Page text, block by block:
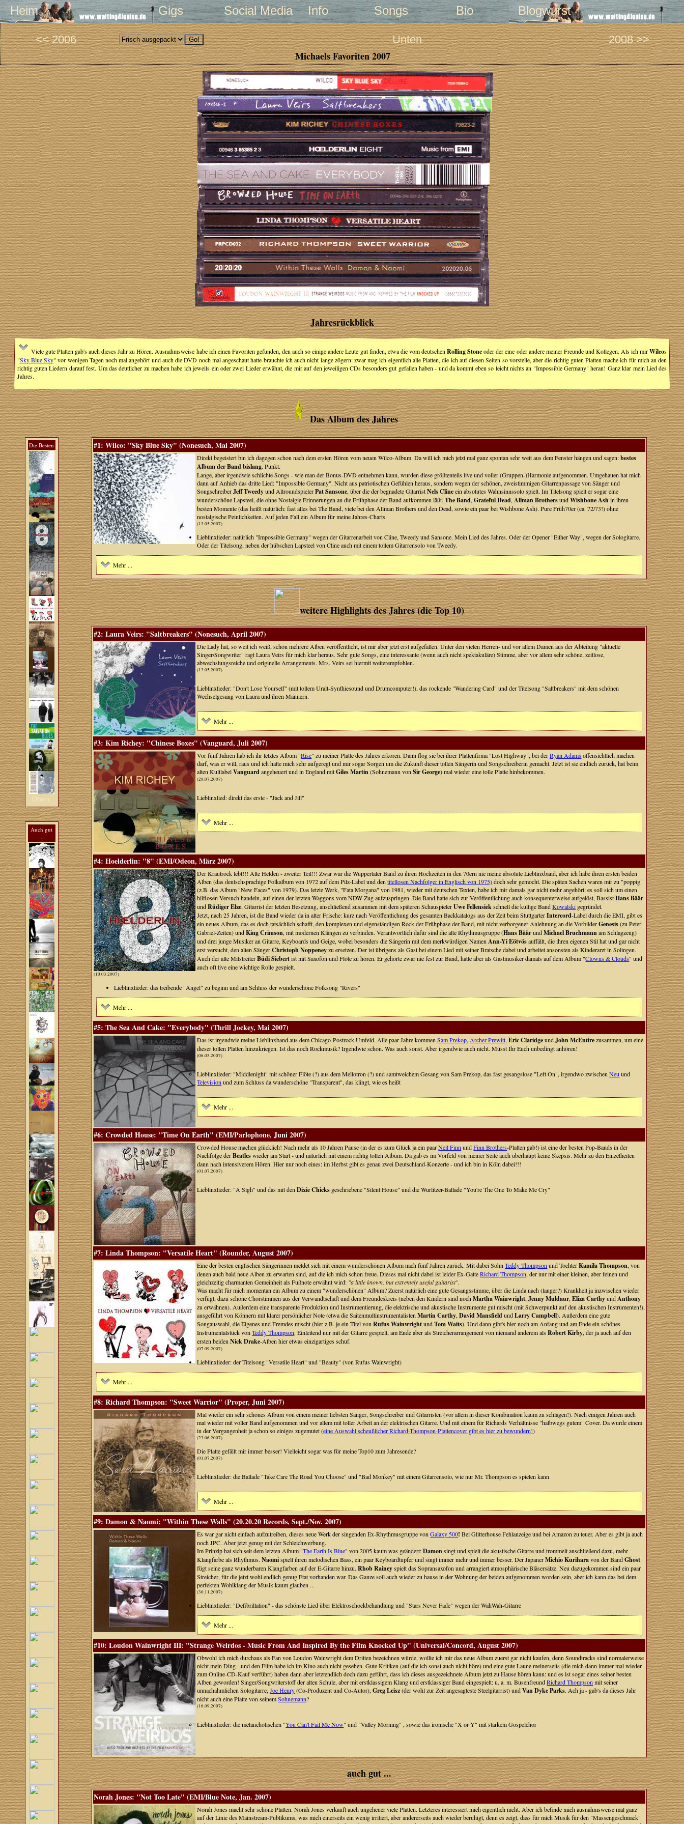
Heim Gigs Social Media Info Songs Bio Blogwurst
<< 2006 Unten 2008 >>
Michaels Favoriten 2007
Jahresrückblick
Viele gute Platten gab's auch dieses Jahr zu Hören. Ausnahmsweise habe ich einen Favoriten gefunden, den auch so einige andere Leute gut finden, etwa die vom deutschenRolling Stoneoder der eine oder andere meiner Freunde und Kollegen. Als ich mirWilcos
"Sky Blue Sky" vor wenigen Tagen noch mal angehört und auch die DVD noch mal angeschaut hatte brauchte ich auch nicht lange zögern: zwar mag ich eigentlich alle Platten, die ich auf diesen Seiten so vorstelle, aber die richtig guten Platten mache ich für mich an den
richtig guten Liedern darauf fest. Um das deutlicher zu machen habe ich jeweils ein oder zwei Lieder erwähnt, die mir auf den jeweiligen CDs besonders gut gefallen haben - und da kommt eben so leicht nichts an "Impossible Germany" heran! Ganz klar mein Lied des
Jahres.
Das Album des Jahres
Die Besten
Oben
Auch gut
...
#1: Wilco: "Sky Blue Sky" (Nonesuch, Mai 2007)
Direkt begeistert bin ich dagegen schon nach dem ersten Hören vom neuen Wilco-Album. Da will ich mich jetzt mal ganz spontan sehr weit aus dem Fenster hängen und sagen:bestes
Album der Band bislang. Punkt.
Lange, aber irgendwie schlichte Songs - wie man der Bonus-DVD entnehmen kann, wurden diese größtenteils live und voller (Gruppen-)Harmonie aufgenommen. Umgehauen hat mich
dann auf Anhieb das dritte Lied: "Impossible Germany". Nicht aus patriotischen Gefühlen heraus, sondern wegen der schönen, zweistimmigen Gitarrenpassage von Sänger und
SongschreiberJeff Tweedyund AllroundspielerPat Sansone, über die der begnadete GitarristNels Clineein absolutes Wahnsinnssolo spielt. Im Titelsong spielt er sogar eine
wunderschöne Lapsteel, die ohne Nostalgie Erinnerungen an die Frühphase der Band aufkommen läßt.The Band,Grateful Dead, Allman BrothersundWishbone Ashin ihren
besten Momente (das heißt natürlich: fast alles bei The Band, viele bei den Allman Brothers und den Dead, sowie ein paar bei Wishbone Ash). Pure Früh70er (ca. 72/73!) ohne
nostalgische Peinlichkeiten. Auf jeden Fall ein Album für meine Jahres-Charts.
(13.05.2007)
Lieblinxlieder: natürlich "Impossible Germany" wegen der Gitarrenarbeit von Cline, Tweedy und Sansone. Mein Lied des Jahres. Oder der Opener "Either Way", wegen der Sologitarre.
Oder der Titelsong, neben der hübschen Lapsteel von Cline auch mit einem tollem Gitarrensolo von Tweedy.
Mehr ...
weitere Highlights des Jahres (die Top 10)
#2: Laura Veirs: "Saltbreakers" (Nonesuch, April 2007)
Die Lady hat, so weit ich weiß, schon mehrere Alben veröffentlicht, ist mir aber jetzt erst aufgefallen. Unter den vielen Herren- und vor allem Damen aus der Abteilung "aktuelle
Singer/Songwriter" ragt Laura Veirs für mich klar heraus. Sehr gute Songs, eine interessante (wenn auch nicht spektakuläre) Stimme, aber vor allem sehr schöne, zeitlose,
abwechslungsreiche und originelle Arrangements. Mrs. Veirs sei hiermit weiterempfohlen.
(13.05.2007)
Lieblinxlieder: "Don't Lose Yourself" (mit tollem Uralt-Synthiesound und Drumcomputer!), das rockende "Wandering Card" und der Titelsong "Saltbreakers" mit dem schönen
Wechselgesang von Laura und ihren Männern.
Mehr ...
#3: Kim Richey: "Chinese Boxes" (Vanguard, Juli 2007)
Vor fünf Jahren hab ich ihr letztes Album "Rise" zu meiner Platte des Jahres erkoren. Dann flog sie bei ihrer Plattenfirma "Lost Highway", bei derRyan Adamsoffensichtlich machen
darf, was er will, raus und ich hatte mich sehr aufgeregt und mir sogar Sorgen um die Zukunft dieser tollen Sängerin und Songschreiberin gemacht. Jetzt ist sie endlich zurück, hat beim
alten KultlabelVanguardangeheuert und in England mitGiles Martin(Sohnemann vonSir George) mal wieder eine tolle Platte hinbekommen.
(28.07.2007)
Lieblinxlied: direkt das erste - "Jack and Jill"
Mehr ...
#4: Hoelderlin: "8" (EMI/Odeon, März 2007)
Der Krautrock lebt!!! Alte Helden - zweiter Teil!!! Zwar war die Wuppertaler Band zu ihren Hochzeiten in den 70ern nie meine absolute Lieblinxband, aber ich habe ihren ersten beiden
Alben (das deutschsprachige Folkalbum von 1972 auf dem Pilz-Label und dentitellosen Nachfolger in Englisch von 1975)doch sehr gemocht. Die späten Sachen waren mir zu "poppig"
(z.B. das Album "New Faces" von 1979). Das letzte Werk, "Fata Morgana" von 1981, wieder mit deutschen Texten, habe ich mir damals gar nicht mehr angehört: es soll sich um einen
hilflosen Versuch handeln, auf einen der letzten Waggons vom NDW-Zug aufzuspringen. Die Band hatte sich zur Veröffentlichung auch konsequenterweise aufgelöst, BassistHans Bäär
undRüdiger Elze, Gitarrist der letzten Besetzung, anschließend zusammen mit dem späteren SchauspielerUwe Fellensiekschnell die kultige BandKowalski gegründet.
Jetzt, nach 25 Jahren, ist die Band wieder da in alter Frische: kurz nach Veröffentlichung des gesamten Backkatalogs aus der Zeit beim StuttgarterIntercord-Label durch die EMI, gibt es
ein neues Album, das es doch tatsächlich schafft, den komplexen und eigenständigen Rock der Frühphase der Band, mit nicht verborgener Anlehnung an die VorbilderGenesis(zu Peter
Gabriel-Zeiten) undKing Crimson, mit modernen Klängen zu verbinden. Verantwortlich dafür sind die alte Rhythmusgruppe (Hans BäärundMichael Bruchmannam Schlagzeug)
und drei junge Musiker an Gitarre, Keyboards und Geige, wobei besonders die Sängerin mit dem merkwürdigen Namen Ann-Yi Eötvösauffällt, die ihren eigenen Stil hat und gar nicht
erst versucht, den alten SängerChristoph Noppeneyzu ersetzen. Der ist übrigens als Gast bei einem Lied mit seiner Bratsche dabei und arbeitet ansonsten als Kinderarzt in Solingen.
Auch der alte MitstreiterBüdi Siebertist mit Saxofon und Flöte zu hören. Er gehörte zwar nie fest zur Band, hatte aber als Gastmusiker damals auf dem Album "Clowns & Clouds" und
auch oft live eine wichtige Rolle gespielt.
(10.03.2007)
Lieblinxlieder: das treibende "Angel" zu beginn und am Schluss der wunderschöne Folksong "Rivers"
Mehr ...
#5: The Sea And Cake: "Everybody" (Thrill Jockey, Mai 2007)
Das ist irgendwie meine Lieblinxband aus dem Chicago-Postrock-Umfeld. Alle paar Jahre kommenSam Prekop, Archer Prewitt,Eric ClaridgeundJohn McEntirezusammen, um eine
dieser tollen Platten hinzukriegen. Ist das noch Rockmusik? Irgendwie schon. Was auch sonst. Aber irgendwie auch nicht. Müsst Ihr Euch unbedingt anhören!
(06.05.2007)
Lieblinxlieder: "Middlenight" mit schöner Flöte (?) aus dem Mellotron (?) und samtweichem Gesang von Sam Prekop, das fast gesangslose "Left On", irgendwo zwischenNeu und
Television und zum Schluss da wunderschöne "Transparent", das klingt, wie es heißt
Mehr ...
#6: Crowded House: "Time On Earth" (EMI/Parlophone, Juni 2007)
Crowded House machen glücklich! Nach mehr als 10 Jahren Pause (in der es zum Glück ja ein paarNeil Finn undFinn Brothers-Platten gab!) ist eine der besten Pop-Bands in der
Nachfolge derBeatleswieder am Start - und natürlich mit einem richtig tollen Album. Da gab es im Vorfeld von meiner Seite auch überhaupt keine Skepsis. Mehr zu den Einzelheiten
dann nach intensiverem Hören. Hier nur noch eines: im Herbst gibt es genau zwei Deutschland-Konzerte - und ich bin in Köln dabei!!!
(01.07.2007)
Lieblinxlieder: "A Sigh" und das mit denDixie Chicks geschriebene "Silent House" und die Wurlitzer-Ballade "You're The One To Make Me Cry"
#7: Linda Thompson: "Versatile Heart" (Rounder, August 2007)
Eine der besten englischen Sängerinnen meldet sich mit einem wunderschönen Album nach fünf Jahren zurück. Mit dabei SohnTeddy Thompson und TochterKamila Thompson, von
denen auch bald neue Alben zu erwarten sind, auf die ich mich schon freue. Dieses mal nicht dabei ist leider Ex-GatteRichard Thompson, der nur mit einer kleinen, aber feinen und
gleichzeitig charmanten Gemeinheit als Fußnote erwähnt wird: "a little known, but extremely useful guitarist".
Was macht für mich momentan ein Album zu einem "wunderschönen" Album? Zuerst natürlich eine gute Gesangsstimme, über die Linda nach (langer?) Krankheit ja inzwischen wieder
verfügt, dazu schöne Chorstimmen aus der Verwandtschaft und dem Freundeskreis (neben den Kindern sind nochMartha Wainwright,Jenny Muldaur,Eliza Carthyund Anthony
zu erwähnen). Außerdem eine transparente Produktion und Instrumentierung, die elektrische und akustische Instrumente gut mischt (mit Schwerpunkt auf den akustischen Instrumenten!),
ausgeführt von Könnern mit klarer persönlicher Note (etwa die SaitenmultinstrumentalistenMartin Carthy,David MansfieldundLarry Campbell). Außerdem eine gute
Songauswahl, die Eigenes und Fremdes mischt (hier z.B. je ein Titel vonRufus WainwrightundTom Waits). Und dann gibt's hier noch am Anfang und am Ende ein schönes
Instrumentalstück vonTeddy Thompson. Einleitend nur mit der Gitarre gespielt, am Ende aber als Streicherarrangement von niemand anderem alsRobert Kirby, der ja auch auf den
ersten beidenNick Drake-Alben hier etwas einzigartiges schuf.
(07.09.2007)
Lieblinxlieder: der Titelsong "Versatile Heart" und "Beauty" (von Rufus Wainwright)
Mehr ...
#8: Richard Thompson: "Sweet Warrior" (Proper, Juni 2007)
Mal wieder ein sehr schönes Album von einem meiner liebsten Sänger, Songschreiber und Gitarristen (vor allem in dieser Kombination kaum zu schlagen!). Nach einigen Jahren auch
mal wieder mit voller Band aufgenommen und vor allem mit toller Arbeit an der elektrischen Gitarre. Und mit einem für Richards Verhältnisse "halbwegs gutem" Cover. Da wurde einem
in der Vergangenheit ja schon so einiges zugemutet (eine Auswahl scheußlicher Richard-Thompson-Plattencover gibt es hier zu bewundern!)
(23.06.2007)
Die Platte gefällt mir immer besser! Vielleicht sogar was für meine Top10 zum Jahresende?
(01.07.2007)
Lieblinxlieder: die Ballade "Take Care The Road You Choose" und "Bad Monkey" mit einem Gitarrensolo, wie nur Mr. Thompson es spielen kann
Mehr ...
#9: Damon & Naomi: "Within These Walls" (20.20.20 Records, Sept./Nov. 2007)
Es war gar nicht einfach aufzutreiben, dieses neue Werk der singenden Ex-Rhythmusgruppe vonGalaxy 500! Bei Glitterhouse Fehlanzeige und bei Amazon zu teuer. Aber es gibt ja auch
noch JPC. Aber jetzt genug mit der Schleichwerbung.
Im Prinzip hat sich seit dem letzten Album "The Earth Is Blue" von 2005 kaum was geändert:Damonsingt und spielt die akustische Gitarre und trommelt anschließend dazu, mehr
Klangfarbe als Rhythmus.Naomispielt ihren melodischen Bass, ein paar Keyboardtupfer und singt immer mehr und immer besser. Der JapanerMichio Kuriharavon der BandGhost
fügt seine ganz wunderbaren Klangfarben auf der E-Gitarre hinzu.Rhob Raineyspielt das Sopransaxofon und arrangiert atmosphärische Bläsersätze. Neu dazugekommen sind ein paar
Streicher, für die jetzt wohl endlich genug Etat vorhanden war. Das Ganze soll auch wieder zu hause in der Wohnung der beiden aufgenommen worden sein, aber ich kann das bei dem
perfekten Wohlklang der Musik kaum glauben ...
(30.11.2007)
Lieblinxlieder: "Defibrillation" - das schönste Lied über Elektroschockbehandlung und "Stars Never Fade" wegen der WahWah-Gitarre
Mehr ...
#10: Loudon Wainwright III: "Strange Weirdos - Music From And Inspired By the Film Knocked Up" (Universal/Concord, August 2007)
Obwohl ich mich durchaus als Fan von Loudon Wainwright dem Dritten bezeichnen würde, wollte ich mir das neue Album zuerst gar nicht kaufen, denn Soundtracks sind normalerweise
nicht mein Ding - und den Film habe ich im Kino auch nicht gesehen. Gute Kritiken (auf die ich sonst auch nicht höre) und eine gute Laune meinerseits (die mich dann immer mal wieder
zum Online-CD-Kauf verführt) haben dann aber letztendlich doch dazu geführt, dass ich dieses ausgezeichnete Album jetzt zu Hause hören kann: und es ist sogar eines seiner besten
Alben geworden! Singer/Songwriterstoff der alten Schule, aber mit erstklassigem Klang und erstklassiger Band eingespielt: u. a. m. BusenfreundRichard Thompson mit seiner
unnachahmlichen Sologitarre,Joe Henry(Co-Produzent und Co-Autor),Greg Leisz(der wohl zur Zeit angesagteste Steelgitarrist) undVan Dyke Parks. Ach ja - gab's da dieses Jahr
nicht auch eine Platte von seinemSohnemann?
(16.09.2007)
Lieblinxlieder: die melancholischen "You Can't Fail Me Now" und "Valley Morning" , sowie das ironische "X or Y" mit starkem Gospelchor
auch gut ...
Norah Jones: "Not Too Late" (EMI/Blue Note, Jan. 2007)
Norah Jones macht sehr schöne Platten. Norah Jones verkauft auch ungeheuer viele Platten. Letzteres interessiert mich eigentlich nicht. Aber ich befinde mich ausnahmsweise mal ganz
auf der Linie des Mainstream-Publikums, was mich einerseits ein wenig irritiert, aber andererseits auch wieder beruhigt, denn es zeigt, dass für mich Musik für den "Massengeschmack"